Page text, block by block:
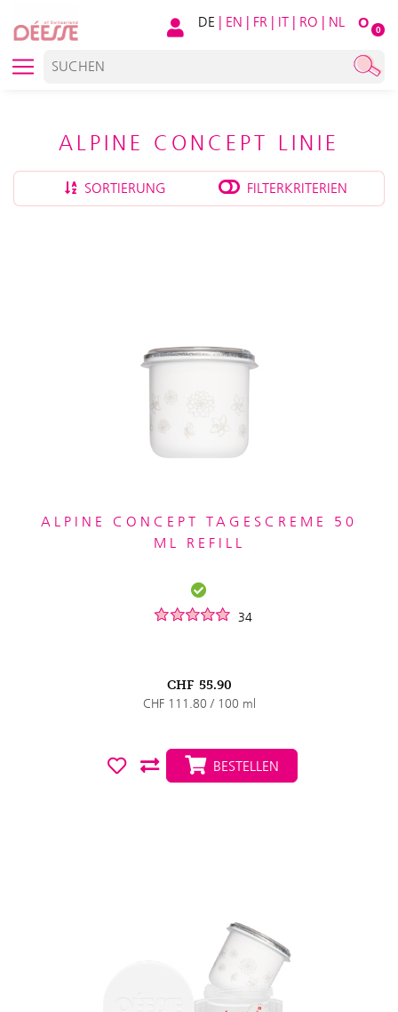
O 0
DE | EN | FR | IT | RO | NL
ALPINE CONCEPT LINIE
SORTIERUNG FILTERKRITERIEN
ALPINE CONCEPT TAGESCREME 50
ML REFILL
34
CHF 55.90
CHF 111.80 / 100 ml
BESTELLEN